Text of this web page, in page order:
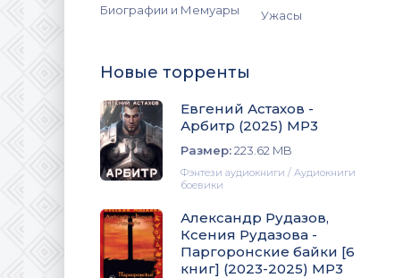
Биографии и Мемуары
Ужасы
Новые торренты
Евгений Астахов -
Арбитр (2025) МР3
Размер:223.62 MB
Фэнтези аудиокниги / Аудиокниги
боевики
Александр Рудазов,
Ксения Рудазова -
Паргоронские байки [6
книг] (2023-2025) МР3